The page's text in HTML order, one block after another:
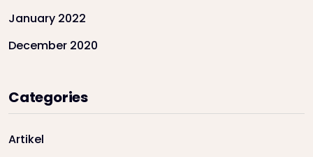
January 2022
December 2020
Categories
Artikel